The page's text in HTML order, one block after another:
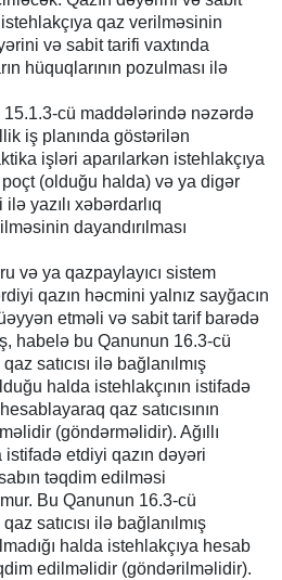
qaz verilməsinin
və sabit tarifi vaxtında
hüquqlarının pozulması ilə
cü maddələrində nəzərdə
iş planında göstərilən
işləri aparılarkən istehlakçıya
(olduğu halda) və ya digər
yazılı xəbərdarlıq
dayandırılması
və ya qazpaylayıcı sistem
qazın həcmini yalnız sayğacın
etməli və sabit tarif barədə
habelə bu Qanunun 16.3-cü
satıcısı ilə bağlanılmış
halda istehlakçının istifadə
qaz satıcısının
(göndərməlidir). Ağıllı
istifadə etdiyi qazın dəyəri
təqdim edilməsi
Bu Qanunun 16.3-cü
satıcısı ilə bağlanılmış
halda istehlakçıya hesab
edilməlidir (göndərilməlidir).